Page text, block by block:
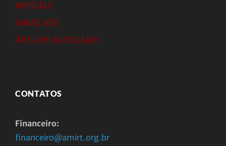
NOTÍCIAS
SOBRE NÓS
ÁREA DO ASSOCIADO
CONTATOS
Financeiro:
financeiro@amirt.org.br